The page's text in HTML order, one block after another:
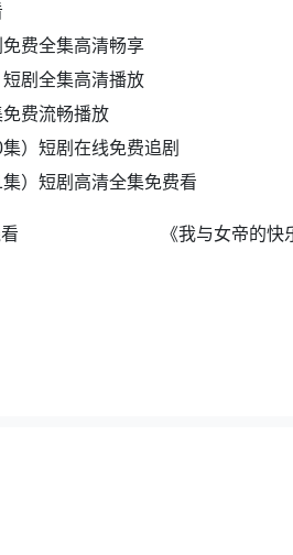
费全集高清畅享
剧全集高清播放
免费流畅播放
）短剧在线免费追剧
）短剧高清全集免费看